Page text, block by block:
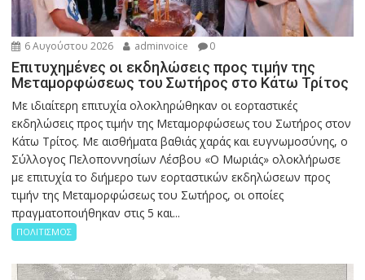
6 Αυγούστου 2026 adminvoice 0
Επιτυχημένες οι εκδηλώσεις προς τιμήν της
Μεταμορφώσεως του Σωτήρος στο Κάτω Τρίτος
Με ιδιαίτερη επιτυχία ολοκληρώθηκαν οι εορταστικές
εκδηλώσεις προς τιμήν της Μεταμορφώσεως του Σωτήρος στον
Κάτω Τρίτος. Με αισθήματα βαθιάς χαράς και ευγνωμοσύνης, ο
Σύλλογος Πελοποννησίων Λέσβου «Ο Μωριάς» ολοκλήρωσε
με επιτυχία το διήμερο των εορταστικών εκδηλώσεων προς
τιμήν της Μεταμορφώσεως του Σωτήρος, οι οποίες
πραγματοποιήθηκαν στις 5 και...
ΠΟΛΙΤΙΣΜΟΣ